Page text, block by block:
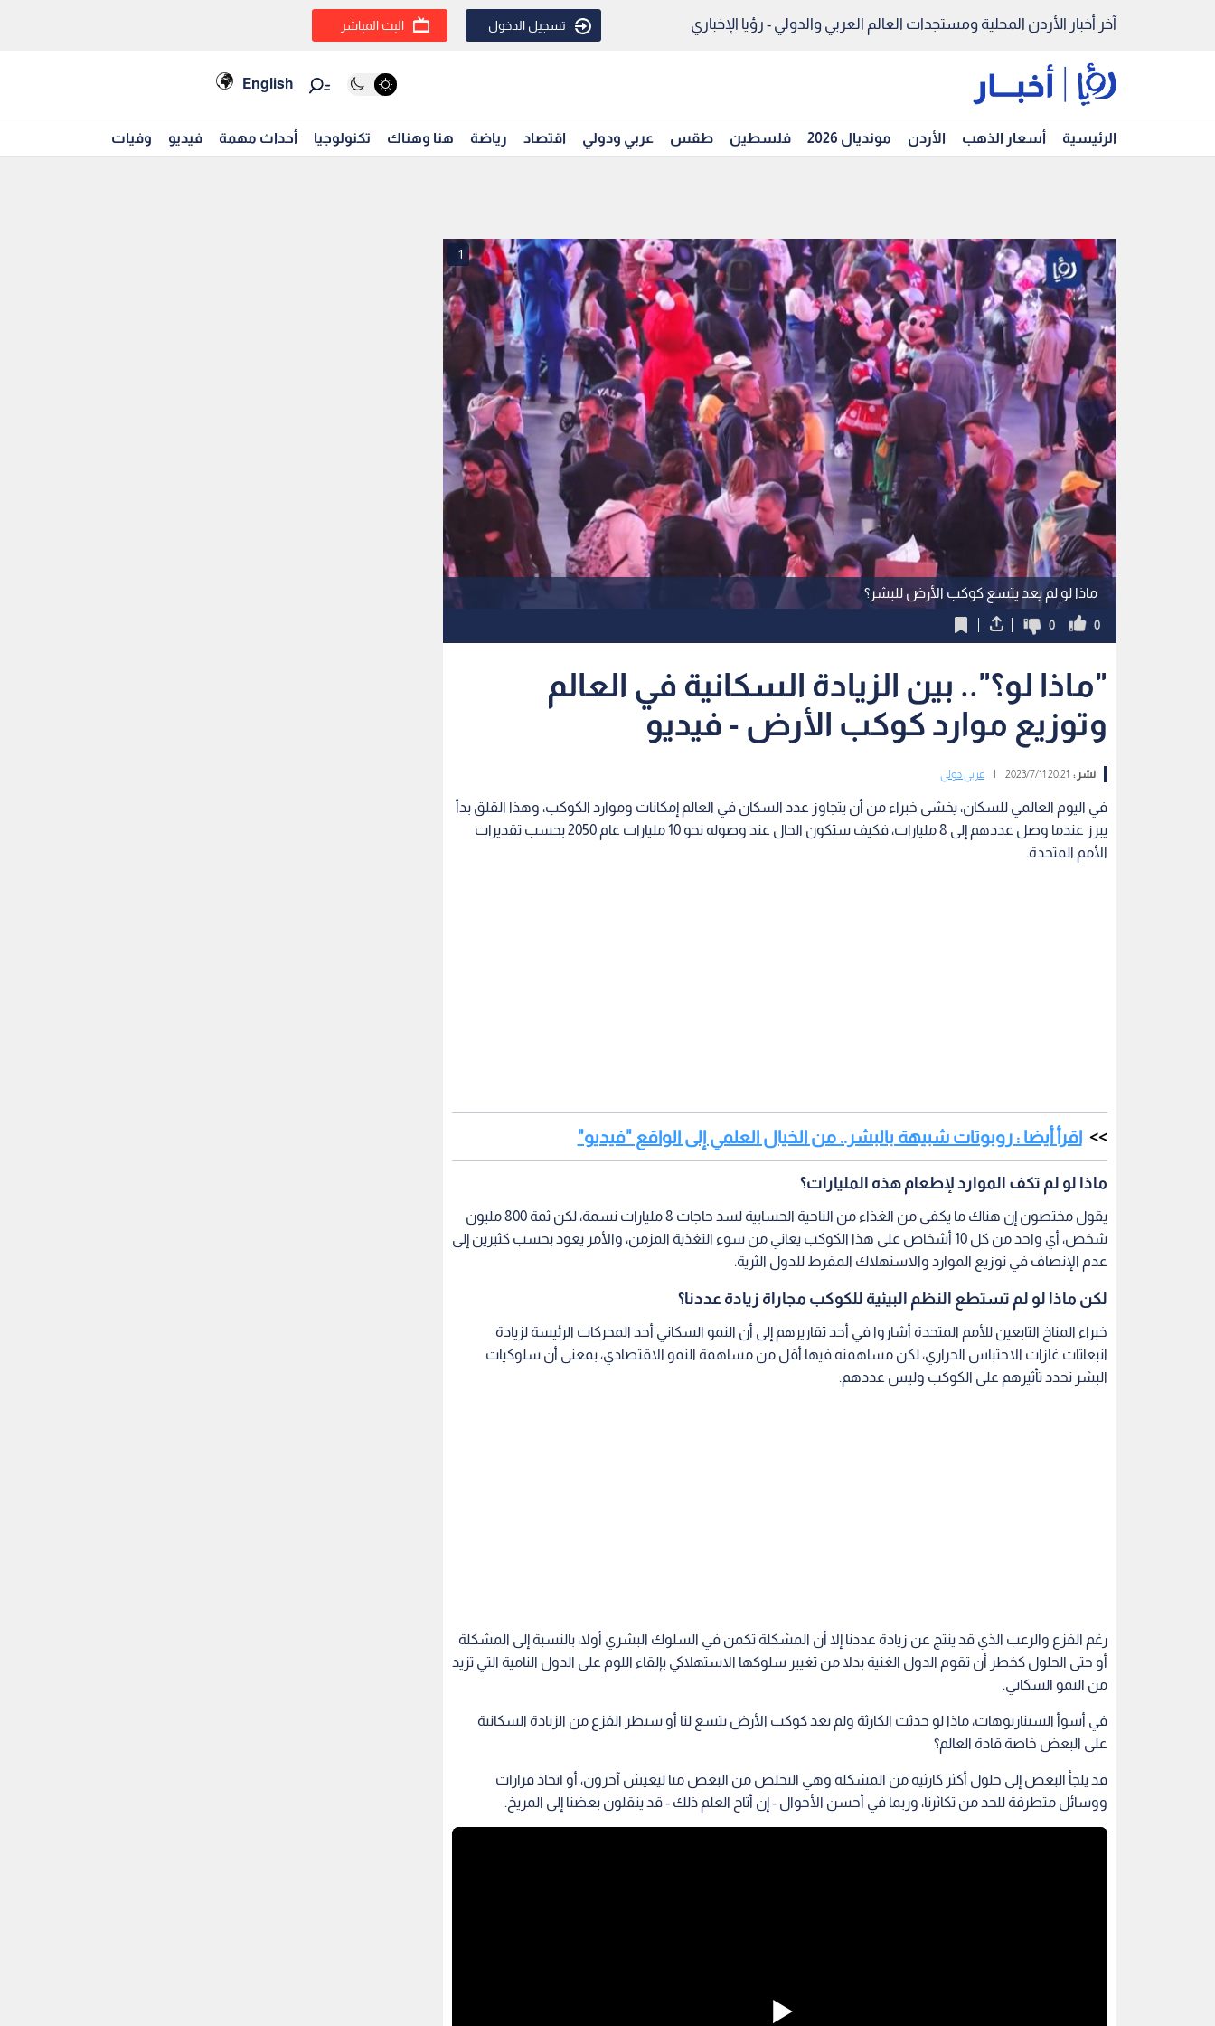
آخر أخبار الأردن المحلية ومستجدات العالم العربي والدولي - رؤيا الإخباري تسجيل الدخول البث المباشر
English
الرئيسية أسعار الذهب الأردن مونديال 2026 فلسطين طقس عربي ودولي اقتصاد رياضة هنا وهناك تكنولوجيا أحداث مهمة فيديو وفيات
ماذا لو لم يعد يتسع كوكب الأرض للبشر؟
1
0
0
"ماذا لو؟".. بين الزيادة السكانية في العالم
وتوزيع موارد كوكب الأرض - فيديو
نشر : 20:21 2023/7/11 عربي دولي
في اليوم العالمي للسكان، يخشى خبراء من أن يتجاوز عدد السكان في العالم إمكانات وموارد الكوكب، وهذا القلق بدأ
يبرز عندما وصل عددهم إلى 8 مليارات، فكيف ستكون الحال عند وصوله نحو 10 مليارات عام 2050 بحسب تقديرات
الأمم المتحدة.
اقرأ أيضا : روبوتات شبيهة بالبشر.. من الخيال العلمي إلى الواقع "فيديو"
ماذا لو لم تكف الموارد لإطعام هذه المليارات؟
يقول مختصون إن هناك ما يكفي من الغذاء من الناحية الحسابية لسد حاجات 8 مليارات نسمة، لكن ثمة 800 مليون
شخص، أي واحد من كل 10 أشخاص على هذا الكوكب يعاني من سوء التغذية المزمن، والأمر يعود بحسب كثيرين إلى
عدم الإنصاف في توزيع الموارد والاستهلاك المفرط للدول الثرية.
لكن ماذا لو لم تستطع النظم البيئية للكوكب مجاراة زيادة عددنا؟
خبراء المناخ التابعين للأمم المتحدة أشاروا في أحد تقاريرهم إلى أن النمو السكاني أحد المحركات الرئيسة لزيادة
انبعاثات غازات الاحتباس الحراري، لكن مساهمته فيها أقل من مساهمة النمو الاقتصادي، بمعنى أن سلوكيات
البشر تحدد تأثيرهم على الكوكب وليس عددهم.
رغم الفزع والرعب الذي قد ينتج عن زيادة عددنا إلا أن المشكلة تكمن في السلوك البشري أولا، بالنسبة إلى المشكلة
أو حتى الحلول كخطر أن تقوم الدول الغنية بدلا من تغيير سلوكها الاستهلاكي بإلقاء اللوم على الدول النامية التي تزيد
من النمو السكاني.
في أسوأ السيناريوهات، ماذا لو حدثت الكارثة ولم يعد كوكب الأرض يتسع لنا أو سيطر الفزع من الزيادة السكانية
على البعض خاصة قادة العالم؟
قد يلجأ البعض إلى حلول أكثر كارثية من المشكلة وهي التخلص من البعض منا ليعيش آخرون، أو اتخاذ قرارات
ووسائل متطرفة للحد من تكاثرنا، وربما في أحسن الأحوال - إن أتاح العلم ذلك - قد ينقلون بعضنا إلى المريخ.